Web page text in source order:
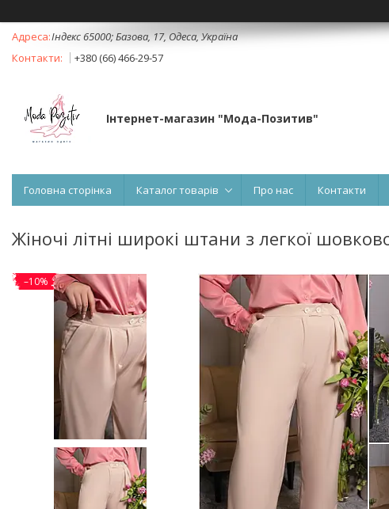
Індекс 65000; Базова, 17, Одеса, Україна
+380 (66) 466-29-57
Інтернет-магазин "Мода-Позитив"
Головна сторінка Каталог товарів Про нас Контакти
Жіночі літні широкі штани з легкої
–10%